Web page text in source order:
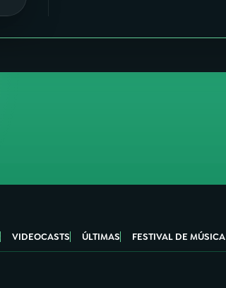
VIDEOCASTS ÚLTIMAS FESTIVAL DE MÚSICA